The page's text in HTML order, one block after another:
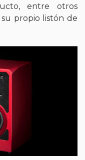
entre otros
propio listón de